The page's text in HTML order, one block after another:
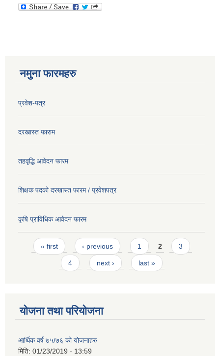
नमुना फारमहरु
प्रवेश-पत्र
दरखास्त फाराम
तहवृद्धि आवेदन फारम
शिक्षक पदको दरखास्त फारम / प्रवेशपत्र
कृषि प्राविधिक आवेदन फारम
Pages
« first ‹ previous 1 2 3
4 next › last »
योजना तथा परियोजना
आर्थिक वर्ष ७५/७६ को योजनाहरु
मिति: 01/23/2019 - 13:59